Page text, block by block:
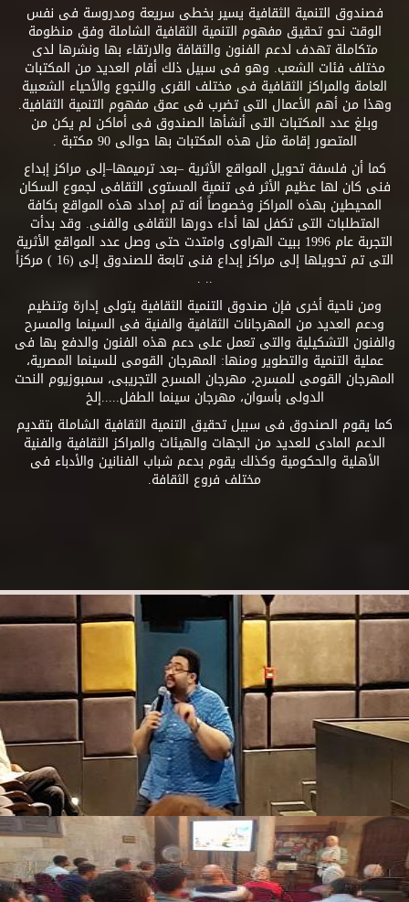
فصندوق التنمية الثقافية يسير بخطى سريعة ومدروسة فى نفس
الوقت نحو تحقيق مفهوم التنمية الثقافية الشاملة وفق منظومة
متكاملة تهدف لدعم الفنون والثقافة والارتقاء بها ونشرها لدى
مختلف فئات الشعب. وهو فى سبيل ذلك أقام العديد من المكتبات
العامة والمراكز الثقافية فى مختلف القرى والنجوع والأحياء الشعبية
وهذا من أهم الأعمال التى تضرب فى عمق مفهوم التنمية الثقافية.
وبلغ عدد المكتبات التى أنشأها الصندوق فى أماكن لم يكن من
المتصور إقامة مثل هذه المكتبات بها حوالى 90 مكتبة .
كما أن فلسفة تحويل المواقع الأثرية –بعد ترميمها–إلى مراكز إبداع
فنى كان لها عظيم الأثر فى تنمية المستوى الثقافى لجموع السكان
المحيطين بهذه المراكز وخصوصاً أنه تم إمداد هذه المواقع بكافة
المتطلبات التى تكفل لها أداء دورها الثقافى والفنى. وقد بدأت
التجربة عام 1996 ببيت الهراوى وامتدت حتى وصل عدد المواقع الأثرية
التى تم تحويلها إلى مراكز إبداع فنى تابعة للصندوق إلى (16 ) مركزاً
.. .
ومن ناحية أخرى فإن صندوق التنمية الثقافية يتولى إدارة وتنظيم
ودعم العديد من المهرجانات الثقافية والفنية فى السينما والمسرح
والفنون التشكيلية والتى تعمل على دعم هذه الفنون والدفع بها فى
عملية التنمية والتطوير ومنها: المهرجان القومى للسينما المصرية،
المهرجان القومى للمسرح، مهرجان المسرح التجريبى، سمبوزيوم النحت
الدولى بأسوان، مهرجان سينما الطفل.....إلخ
كما يقوم الصندوق فى سبيل تحقيق التنمية الثقافية الشاملة بتقديم
الدعم المادى للعديد من الجهات والهيئات والمراكز الثقافية والفنية
الأهلية والحكومية وكذلك يقوم بدعم شباب الفنانين والأدباء فى
مختلف فروع الثقافة.